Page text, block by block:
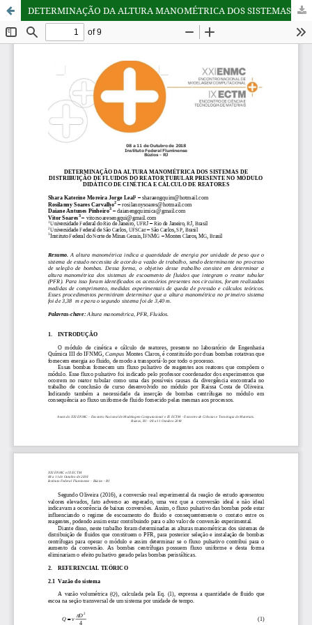
DETERMINAÇÃO DA ALTURA MANOMÉTRICA DOS SISTEMAS DE DISTRIBUIÇÃO DE FLUIDOS DO REATOR TUBULAR PRESENTE NO MÓDULO DIDÁTICO DE CINÉTICA E CÁLCULO DE REATORES